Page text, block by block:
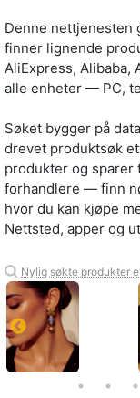
Denne nettjenesten
finner lignende
AliExpress, Alibaba,
alle enheter — PC,
Søket bygger på
drevet produktsøk
produkter og sparer
forhandlere — finn
hvor du kan kjøpe
Nettsted, apper og
Nylig søkte produkter